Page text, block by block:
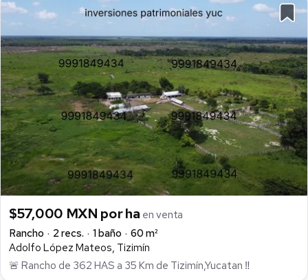
$57,000 MXN por ha en venta
Rancho
2 recs. 1 baño
60 m²
Adolfo López Mateos, Tizimín
🚨 Rancho de 362 HAS a 35 Km de Tizimín,Yucatan ‼